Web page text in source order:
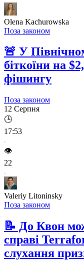
Olena Kachurowska
Поза законом
🚨 У
біткоїни на
фішингу
Поза законом
12 Серпня
🕒
17:53
👁️
22
Valeriy Litoninsky
Поза законом
📝 До Квон
справі
слухання